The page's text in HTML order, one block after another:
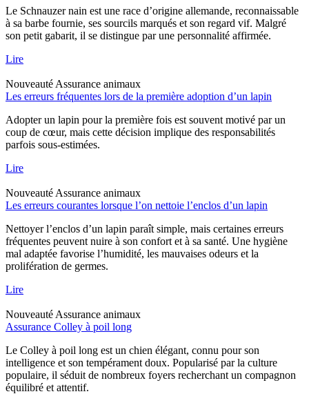
Le Schnauzer nain est une race d’origine allemande, reconnaissable
à sa barbe fournie, ses sourcils marqués et son regard vif. Malgré
son petit gabarit, il se distingue par une personnalité affirmée.
Lire
Nouveauté Assurance animaux
Les erreurs fréquentes lors de la première adoption d’un lapin
Adopter un lapin pour la première fois est souvent motivé par un
coup de cœur, mais cette décision implique des responsabilités
parfois sous-estimées.
Lire
Nouveauté Assurance animaux
Les erreurs courantes lorsque l’on nettoie l’enclos d’un lapin
Nettoyer l’enclos d’un lapin paraît simple, mais certaines erreurs
fréquentes peuvent nuire à son confort et à sa santé. Une hygiène
mal adaptée favorise l’humidité, les mauvaises odeurs et la
prolifération de germes.
Lire
Nouveauté Assurance animaux
Assurance Colley à poil long
Le Colley à poil long est un chien élégant, connu pour son
intelligence et son tempérament doux. Popularisé par la culture
populaire, il séduit de nombreux foyers recherchant un compagnon
équilibré et attentif.